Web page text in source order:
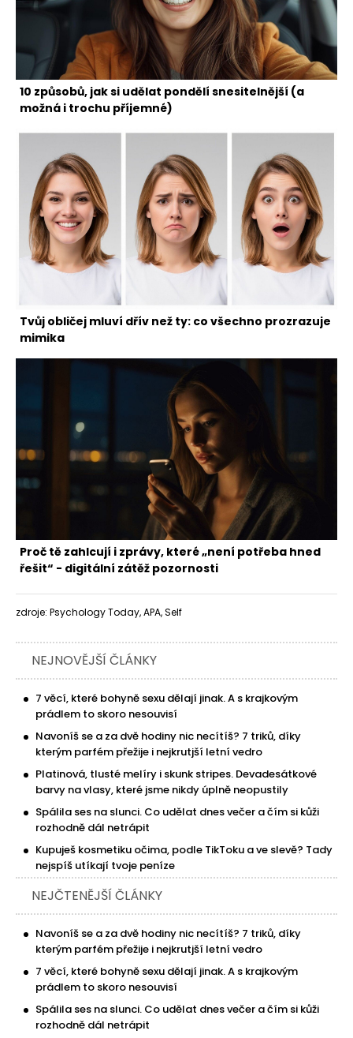
10 způsobů, jak si udělat pondělí snesitelnější (a
možná i trochu příjemné)
Tvůj obličej mluví dřív než ty: co všechno prozrazuje
mimika
Proč tě zahlcují i zprávy, které „není potřeba hned
řešit“ - digitální zátěž pozornosti
zdroje: Psychology Today, APA, Self
NEJNOVĚJŠÍ ČLÁNKY
7 věcí, které bohyně sexu dělají jinak. A s krajkovým
prádlem to skoro nesouvisí
Navoníš se a za dvě hodiny nic necítíš? 7 triků, díky
kterým parfém přežije i nejkrutjší letní vedro
Platinová, tlusté melíry i skunk stripes. Devadesátkové
barvy na vlasy, které jsme nikdy úplně neopustily
Spálila ses na slunci. Co udělat dnes večer a čím si kůži
rozhodně dál netrápit
Kupuješ kosmetiku očima, podle TikToku a ve slevě? Tady
nejspíš utíkají tvoje peníze
NEJČTENĚJŠÍ ČLÁNKY
Navoníš se a za dvě hodiny nic necítíš? 7 triků, díky
kterým parfém přežije i nejkrutjší letní vedro
7 věcí, které bohyně sexu dělají jinak. A s krajkovým
prádlem to skoro nesouvisí
Spálila ses na slunci. Co udělat dnes večer a čím si kůži
rozhodně dál netrápit